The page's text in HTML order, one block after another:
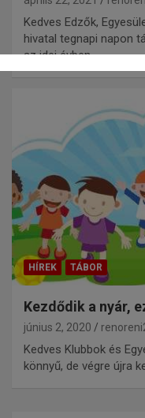
Kedves Edzők,
hivatal tegnapi napon
az idei évben…
HÍREK TÁBOR
Kezdődik a nyár,
június 2, 2020
Kedves Klubbok és
könnyű, de végre újra